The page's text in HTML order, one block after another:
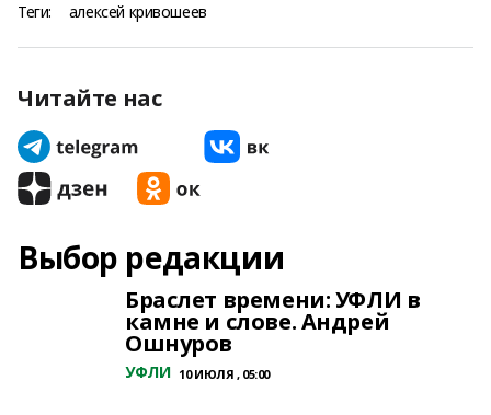
Теги: алексей кривошеев
Читайте нас
Выбор редакции
Браслет времени: УФЛИ в
камне и слове. Андрей
Ошнуров
УФЛИ 10 ИЮЛЯ , 05:00